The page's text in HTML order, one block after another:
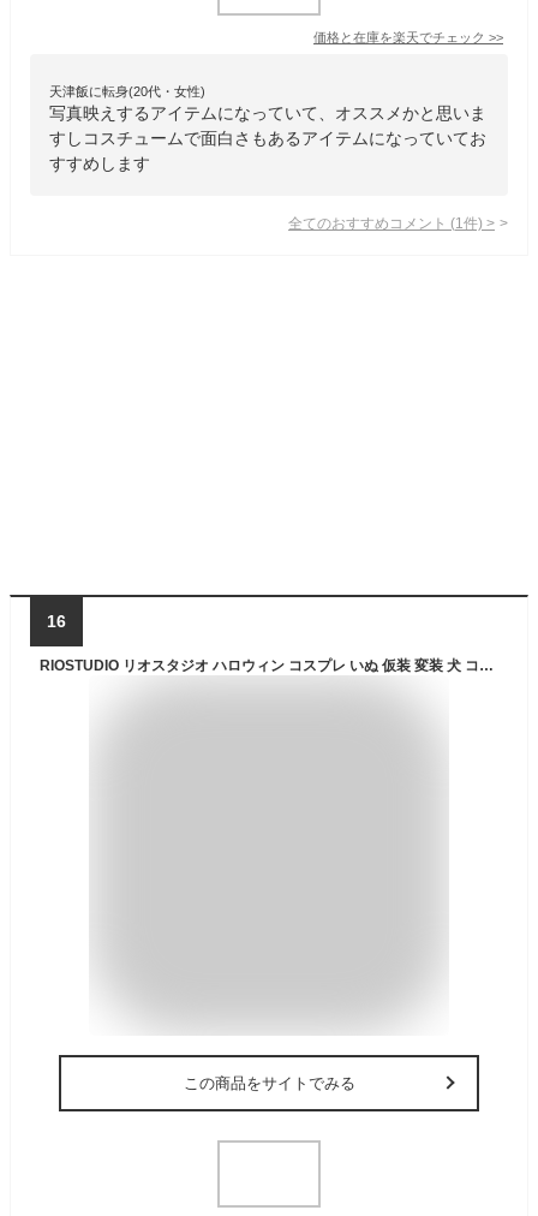
価格と在庫を楽天でチェック >>
天津飯に転身(20代・女性)
写真映えするアイテムになっていて、オススメかと思いま
すしコスチュームで面白さもあるアイテムになっていてお
すすめします
全てのおすすめコメント (1 件) >
16
RIOSTUDIO リオスタジオ ハロウィン コスプレ いぬ 仮装 変装 犬 コスチューム 魔女 カボチャ犬用 帽子 マント ハット ポンチョ ケープ ワンコ服 小型犬 中型犬 ドッグウェア ペットウェア 猫服 可愛い(オレンジハット+マントセット,L)
この商品をサイトでみる